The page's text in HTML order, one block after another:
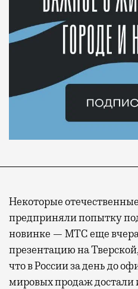
Некоторые
предприняли попытку
новинке — МТС еще
презентацию на
что в России за день до
мировых продаж достали